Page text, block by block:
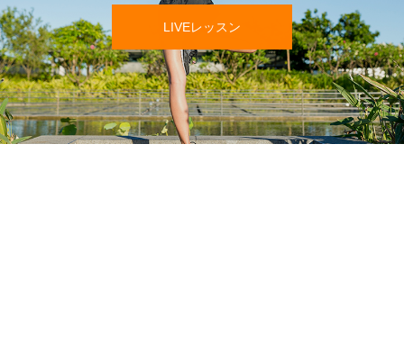
LIVEレッスン